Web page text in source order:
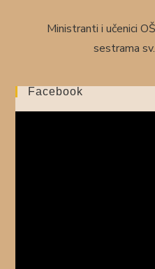
Ministranti i učenici
sestrama
Facebook